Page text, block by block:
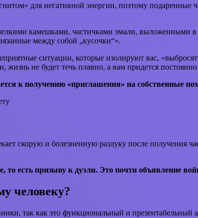
для негативной энергии, поэтому
камешками, частичками эмали, выложенными в
между собой „кусочки“».
ситуации, которые изолируют вас,
не будет течь плавно, а вам придется
к получению «приглашения» на собственные
скорую и болезненную разлуку после получения
то есть призыву к дуэли. Это почти объявление
человеку?
так как это функциональный и презентабельный